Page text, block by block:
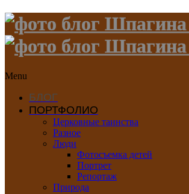
Menu
БЛОГ
ПОРТФОЛИО
Церковные таинства
Разное
Люди
Фотосъемка детей
Портрет
Репортаж
Природа